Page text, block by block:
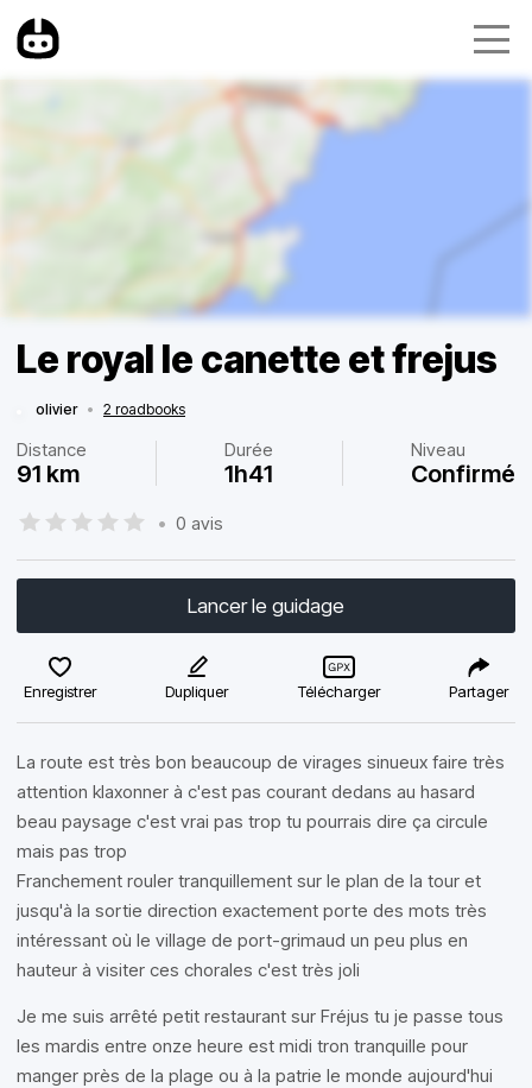
Le royal le canette et frejus
olivier • 2 roadbooks
Distance
91 km
Durée
1h41
Niveau
Confirmé
• 0 avis
Lancer le guidage
Enregistrer Dupliquer Télécharger Partager
La route est très bon beaucoup de virages sinueux faire très
attention klaxonner à c'est pas courant dedans au hasard
beau paysage c'est vrai pas trop tu pourrais dire ça circule
mais pas trop
Franchement rouler tranquillement sur le plan de la tour et
jusqu'à la sortie direction exactement porte des mots très
intéressant où le village de port-grimaud un peu plus en
hauteur à visiter ces chorales c'est très joli
Je me suis arrêté petit restaurant sur Fréjus tu je passe tous
les mardis entre onze heure est midi tron tranquille pour
manger près de la plage ou à la patrie le monde aujourd'hui